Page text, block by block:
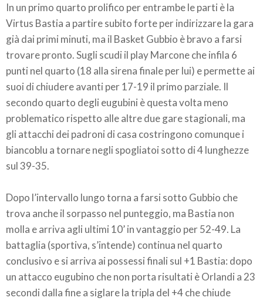
In un primo quarto prolifico per entrambe le parti è la
Virtus Bastia a partire subito forte per indirizzare la gara
già dai primi minuti, ma il Basket Gubbio è bravo a farsi
trovare pronto. Sugli scudi il play Marcone che infila 6
punti nel quarto (18 alla sirena finale per lui) e permette ai
suoi di chiudere avanti per 17-19 il primo parziale. Il
secondo quarto degli eugubini è questa volta meno
problematico rispetto alle altre due gare stagionali, ma
gli attacchi dei padroni di casa costringono comunque i
biancoblu a tornare negli spogliatoi sotto di 4 lunghezze
sul 39-35.
Dopo l’intervallo lungo torna a farsi sotto Gubbio che
trova anche il sorpasso nel punteggio, ma Bastia non
molla e arriva agli ultimi 10’ in vantaggio per 52-49. La
battaglia (sportiva, s’intende) continua nel quarto
conclusivo e si arriva ai possessi finali sul +1 Bastia: dopo
un attacco eugubino che non porta risultati è Orlandi a 23
secondi dalla fine a siglare la tripla del +4 che chiude